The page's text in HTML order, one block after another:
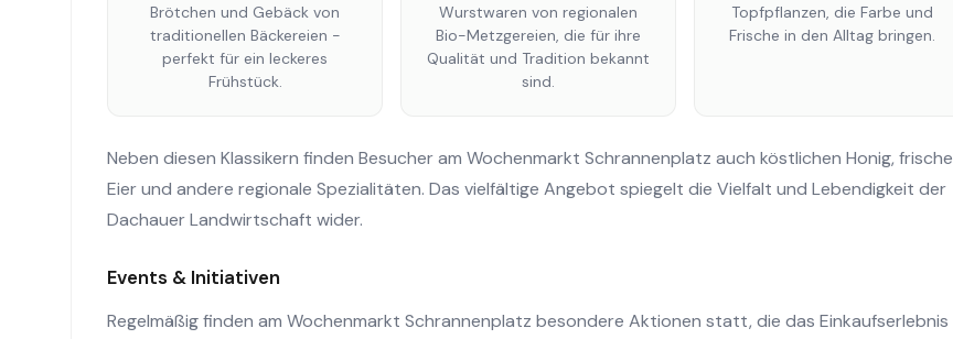
Brötchen und Gebäck von
traditionellen Bäckereien -
perfekt für ein leckeres
Frühstück.
Wurstwaren von regionalen
Bio-Metzgereien, die für ihre
Qualität und Tradition bekannt
sind.
Topfpflanzen, die Farbe und
Frische in den Alltag bringen.
Neben diesen Klassikern finden Besucher am Wochenmarkt Schrannenplatz auch köstlichen Honig, frische
Eier und andere regionale Spezialitäten. Das vielfältige Angebot spiegelt die Vielfalt und Lebendigkeit der
Dachauer Landwirtschaft wider.
Events & Initiativen
Regelmäßig finden am Wochenmarkt Schrannenplatz besondere Aktionen statt, die das Einkaufserlebnis